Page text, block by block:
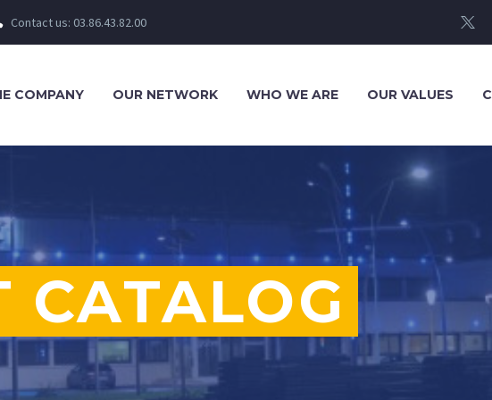
Contact us: 03.86.43.82.00
COMPANY OUR NETWORK WHO WE ARE OUR VALUES
CATALOG